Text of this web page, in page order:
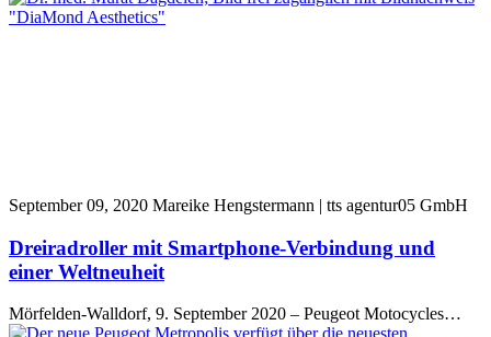
September 09, 2020 Mareike Hengstermann | tts agentur05 GmbH
Dreiradroller mit Smartphone-Verbindung und
einer Weltneuheit
Mörfelden-Walldorf, 9. September 2020 – Peugeot Motocycles…